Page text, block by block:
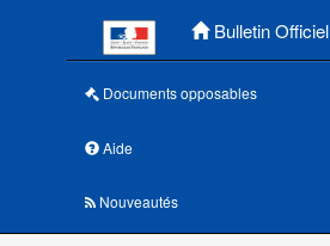
Bulletin Officiel
Documents opposables
Aide
Nouveautés